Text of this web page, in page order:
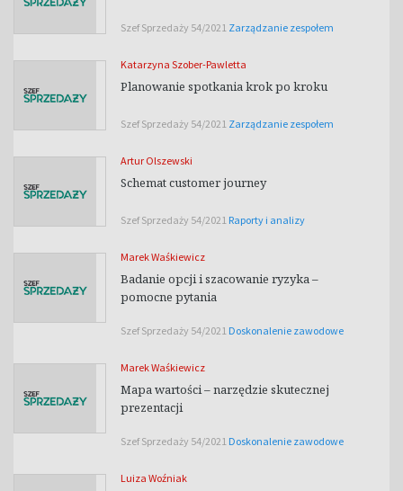
Szef Sprzedaży 54/2021 Zarządzanie zespołem
Katarzyna Szober-Pawletta
Planowanie spotkania krok po kroku
Szef Sprzedaży 54/2021 Zarządzanie zespołem
Artur Olszewski
Schemat customer journey
Szef Sprzedaży 54/2021 Raporty i analizy
Marek Waśkiewicz
Badanie opcji i szacowanie ryzyka –
pomocne pytania
Szef Sprzedaży 54/2021 Doskonalenie zawodowe
Marek Waśkiewicz
Mapa wartości – narzędzie skutecznej
prezentacji
Szef Sprzedaży 54/2021 Doskonalenie zawodowe
Luiza Woźniak